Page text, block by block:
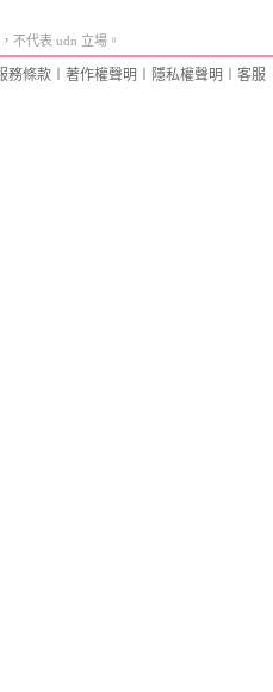
不代表 udn 立場。
務條款 著作權聲明 隱私權聲明 客服